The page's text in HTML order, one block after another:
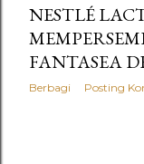
NESTLÉ
FANTASEA
Berbagi Posting